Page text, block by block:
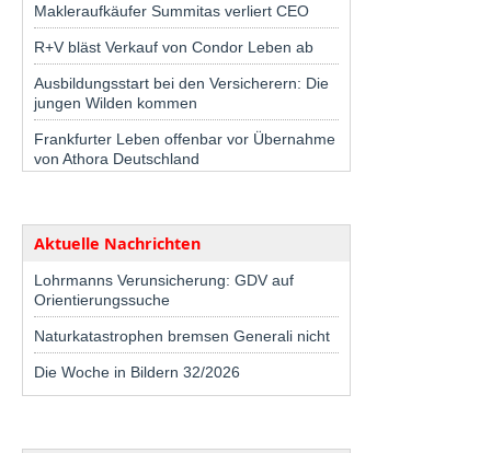
Makleraufkäufer Summitas verliert CEO
R+V bläst Verkauf von Condor Leben ab
Ausbildungsstart bei den Versicherern: Die
jungen Wilden kommen
Frankfurter Leben offenbar vor Übernahme
von Athora Deutschland
Aktuelle Nachrichten
Lohrmanns Verunsicherung: GDV auf
Orientierungssuche
Naturkatastrophen bremsen Generali nicht
Die Woche in Bildern 32/2026